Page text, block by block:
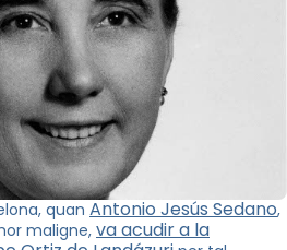
quan Antonio Jesús Sedano,
maligne, va acudir a la